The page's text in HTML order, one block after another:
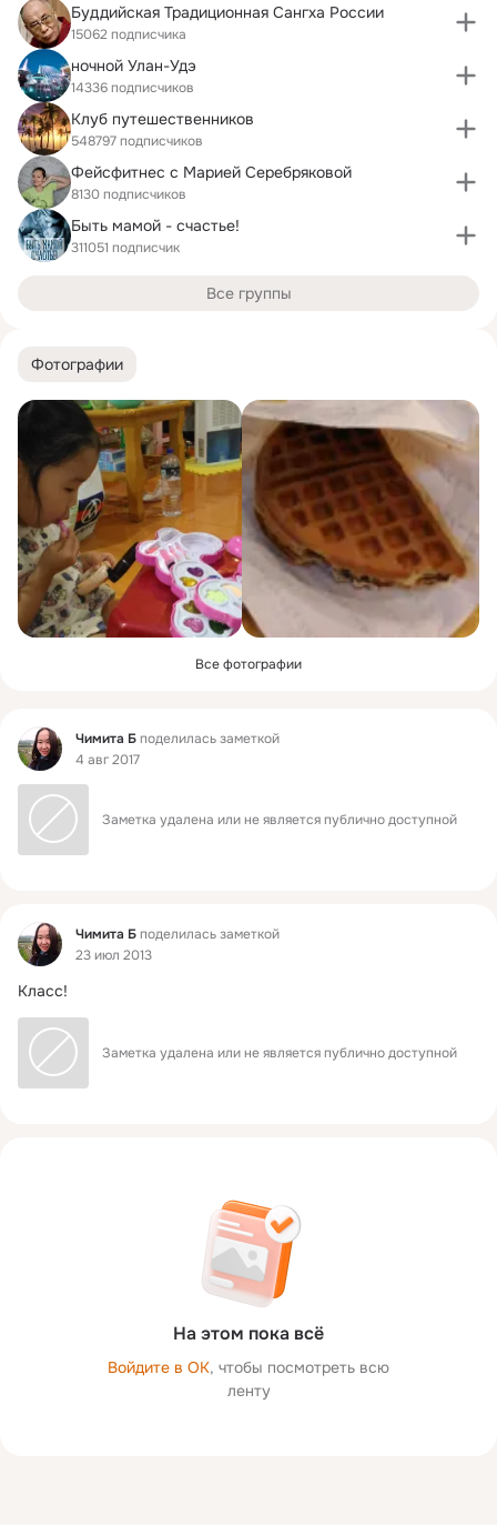
Фотографии
Все фотографии
Фид Чимита Бподелилась заметкой
4 авг 2017
Заметка удалена или не является публично доступной
Фид Чимита Бподелилась заметкой
23 июл 2013
Класс!
Заметка удалена или не является публично доступной
На этом пока всё
Войдите в ОК, чтобы посмотреть всю
ленту
Буддийская Традиционная Сангха России
15062 подписчика
ночной Улан-Удэ
14336 подписчиков
Клуб путешественников
548797 подписчиков
Фейсфитнес с Марией Серебряковой
8130 подписчиков
Быть мамой - счастье!
311051 подписчик
Все группы